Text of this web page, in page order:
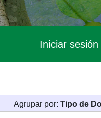
Iniciar sesión
Agrupar por: Tipo de